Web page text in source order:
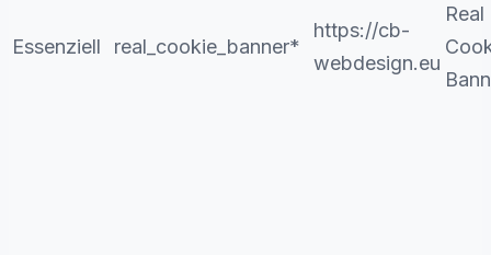
Essenziell real_cookie_banner*
https://cb-
webdesign.eu
Real